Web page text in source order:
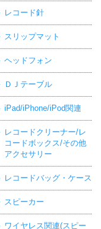
レコード針
スリップマット
ヘッドフォン
ＤＪテーブル
iPad/iPhone/iPod関連
レコードクリーナー/レ
コードボックス/その他
アクセサリー
レコードバッグ・ケース
スピーカー
ワイヤレス関連(スピー